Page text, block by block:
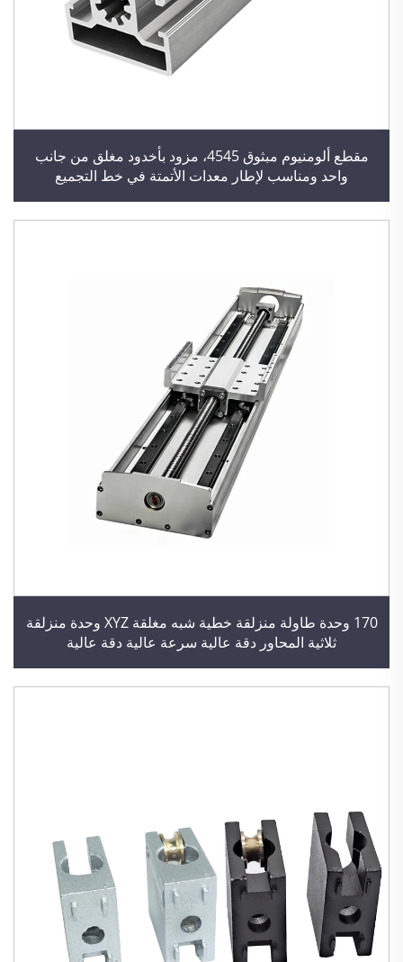
مقطع ألومنيوم مبثوق 4545، مزود بأخدود مغلق من جانب
واحد ومناسب لإطار معدات الأتمتة في خط التجميع
170 وحدة طاولة منزلقة خطية شبه مغلقة XYZ وحدة منزلقة
ثلاثية المحاور دقة عالية سرعة عالية دقة عالية